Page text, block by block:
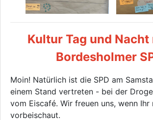
Kultur Tag und Nacht
Bordesholmer
Moin! Natürlich ist die SPD am
einem Stand vertreten - bei der
vom Eiscafé. Wir freuen uns, wenn Ihr
vorbeischaut.